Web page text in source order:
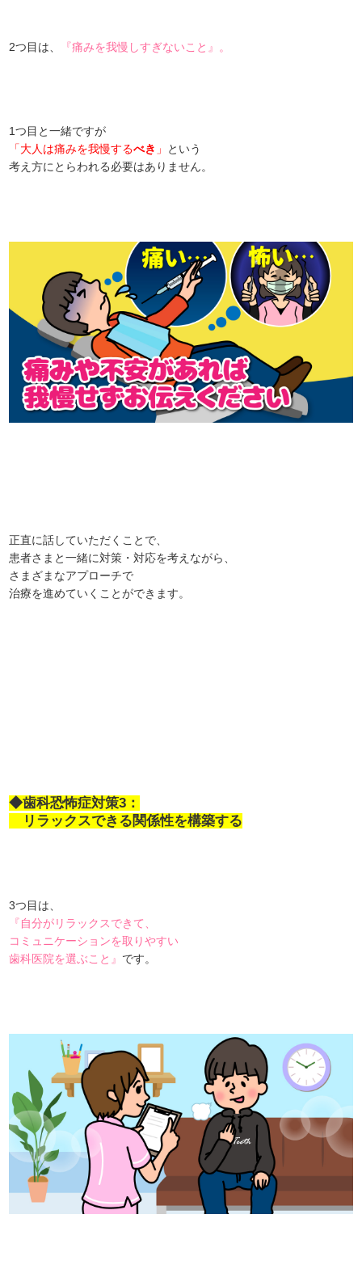
2つ目は、 『痛みを我慢しすぎないこと』。
1つ目と一緒ですが
「大人は痛みを我慢するべき 」
という
考え方にとらわれる必要はありません。
正直に話していただくことで、
患者さまと一緒に対策・対応を考えながら、
さまざまなアプローチで
治療を進めていくことができます。
◆歯科恐怖症対策3：
リラックスできる関係性を構築する
3つ目は、
『自分がリラックスできて、
コミュニケーションを取りやすい
歯科医院を選ぶこと』 です。